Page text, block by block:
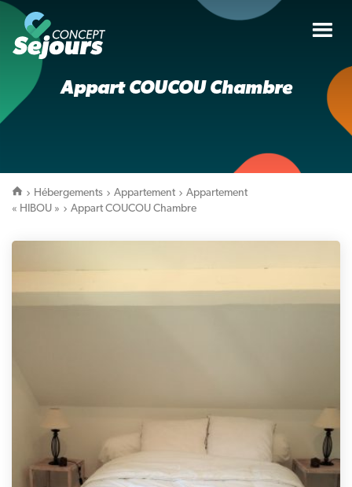
Appart COUCOU Chambre
Hébergements Appartement
Appartement
« HIBOU »
Appart COUCOU Chambre